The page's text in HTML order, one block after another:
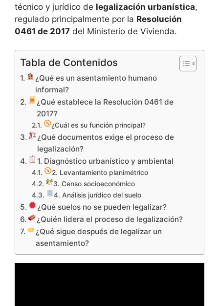
técnico y jurídico de legalización urbanística,
regulado principalmente por la Resolución
0461 de 2017 del Ministerio de Vivienda.
Tabla de Contenidos
¿Qué es un asentamiento humano
informal?
¿Qué establece la Resolución 0461 de
2017?
¿Cuál es su función principal?
¿Qué documentos exige el proceso de
legalización?
1. Diagnóstico urbanístico y ambiental
2. Levantamiento planimétrico
3. Censo socioeconómico
4. Análisis jurídico del suelo
¿Qué suelos no se pueden legalizar?
¿Quién lidera el proceso de legalización?
¿Qué sigue después de legalizar un
asentamiento?